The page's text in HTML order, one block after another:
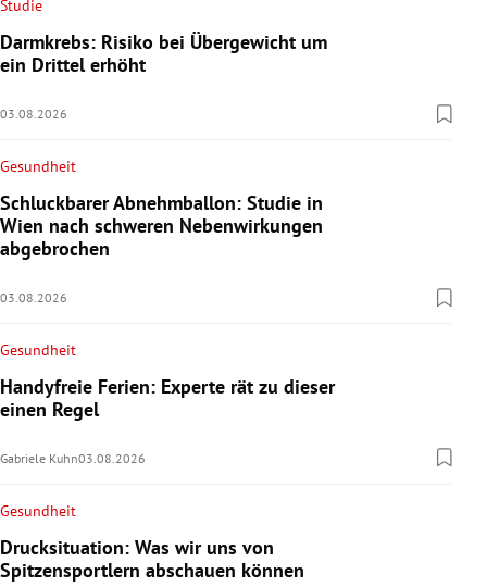
Studie
Darmkrebs: Risiko bei Übergewicht um
ein Drittel erhöht
03.08.2026
Gesundheit
Schluckbarer Abnehmballon: Studie in
Wien nach schweren Nebenwirkungen
abgebrochen
03.08.2026
Gesundheit
Handyfreie Ferien: Experte rät zu dieser
einen Regel
Gabriele Kuhn03.08.2026
Gesundheit
Drucksituation: Was wir uns von
Spitzensportlern abschauen können